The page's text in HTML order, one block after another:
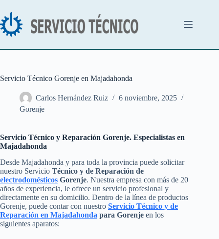
contenido
Servicio Técnico Gorenje en Majadahonda
Carlos Hernández Ruiz
6 noviembre, 2025
Gorenje
Servicio Técnico y Reparación Gorenje. Especialistas en
Majadahonda
Desde Majadahonda y para toda la provincia puede solicitar
nuestro Servicio Técnico y de Reparación de
electrodomésticos Gorenje. Nuestra empresa con más de 20
años de experiencia, le ofrece un servicio profesional y
directamente en su domicilio. Dentro de la línea de productos
Gorenje, puede contar con nuestro Servicio Técnico y de
Reparación en Majadahonda para Gorenje en los
siguientes aparatos: